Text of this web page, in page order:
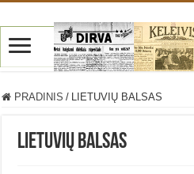
PRADINIS / LIETUVIŲ BALSAS
LIETUVIŲ BALSAS